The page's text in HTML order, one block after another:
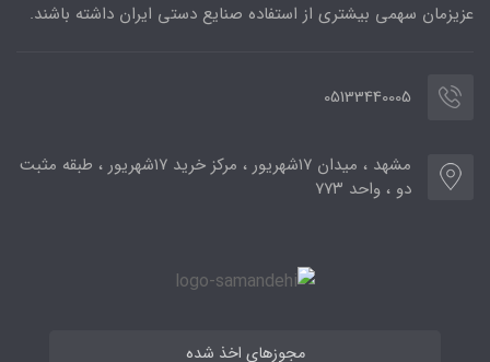
عزیزمان سهمی بیشتری از استفاده صنایع دستی ایران داشته باشند.
05133440005
مشهد ، میدان ۱۷شهریور ، مرکز خرید ۱۷شهریور ، طبقه مثبت
دو ، واحد ۷۷۳
مجوزهای اخذ شده